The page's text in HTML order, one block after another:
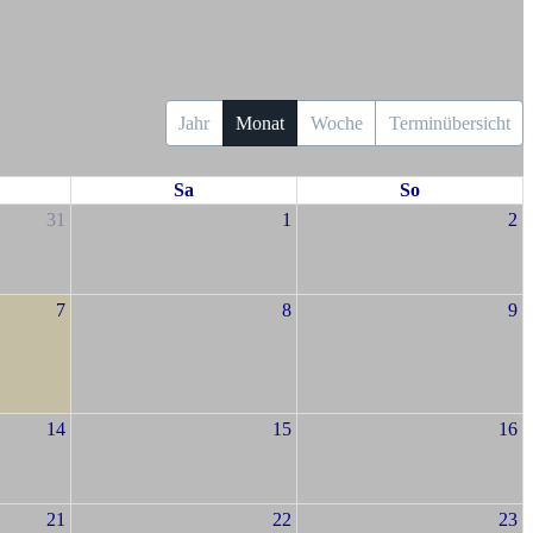
Jahr Monat Woche Terminübersicht
Sa
So
31
1 2
7 8 9
14 15 16
21 22 23